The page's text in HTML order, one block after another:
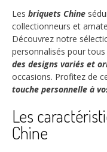
Les briquets Chine
collectionneurs et
Découvrez notre
personnalisés pour
des designs variés et
occasions. Profitez de
touche personnelle à
Les
Chine